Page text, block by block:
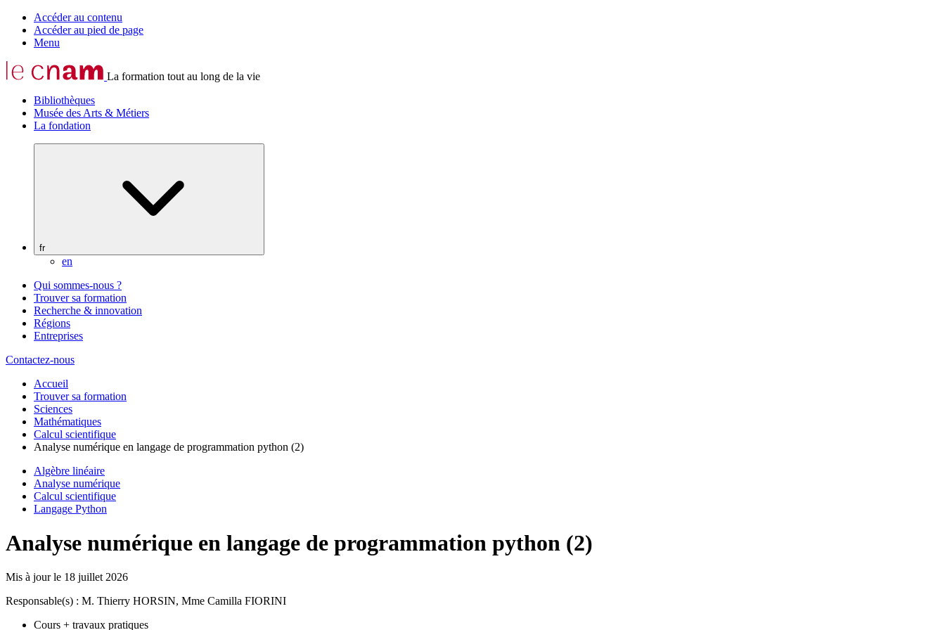
Accéder au contenu
Accéder au pied de page
Menu
La formation tout au long de la vie
Bibliothèques
Musée des Arts & Métiers
La fondation
fr
en
Qui sommes-nous ?
Trouver sa formation
Recherche & innovation
Régions
Entreprises
Contactez-nous
Accueil
Trouver sa formation
Sciences
Mathématiques
Calcul scientifique
Analyse numérique en langage de programmation python (2)
Algèbre linéaire
Analyse numérique
Calcul scientifique
Langage Python
Analyse numérique en langage de programmation python (2)
Mis à jour le 18 juillet 2026
Responsable(s) : M. Thierry HORSIN, Mme Camilla FIORINI
Cours + travaux pratiques